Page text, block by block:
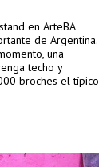
en ArteBA
de Argentina.
una
techo y
broches el típico